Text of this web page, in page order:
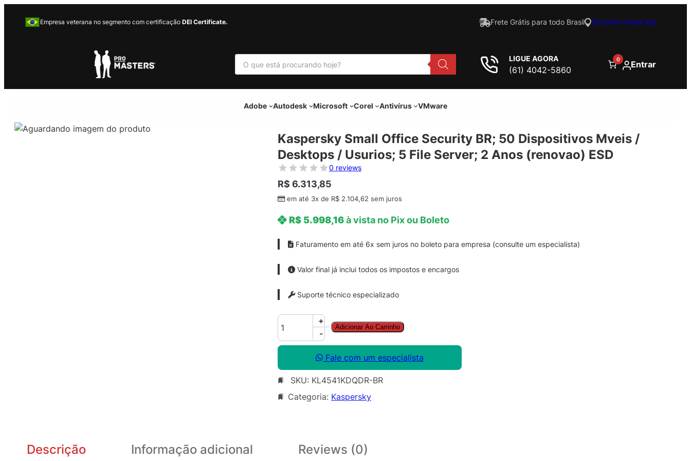
Empresa veterana no segmento com certificação DEI Certificate. Frete Grátis para todo Brasil Encontre nossa loja
P
s
u
LIGUE AGORA
(61) 4042-5860
0 Entrar
Adobe Autodesk Microsoft Corel Antivírus VMware
Kaspersky Small Office Security BR; 50 Dispositivos Mveis /
Desktops / Usurios; 5 File Server; 2 Anos (renovao) ESD
0 reviews
R$ 6.313,85
em até 3x de R$ 2.104,62 sem juros
R$ 5.998,16à vista no Pix ou Boleto
Faturamento em até 6x sem juros no boleto para empresa (consulte um especialista)
Valor final já inclui todos os impostos e encargos
Suporte técnico especializado
K
s
e
r
s
+
-
Adicionar Ao Carrinho
Fale com um especialista
SKU: KL4541KDQDR-BR
Categoria: Kaspersky
Descrição Informação adicional Reviews (0)